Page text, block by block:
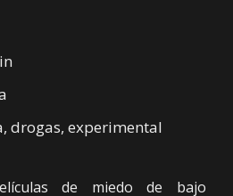
drogas, experimental
de miedo de bajo